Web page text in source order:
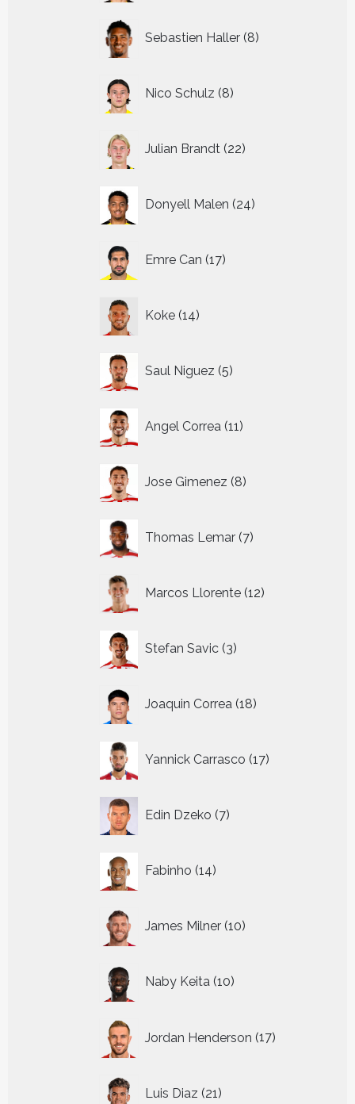
Sebastien Haller 8
producten
Nico Schulz 8
producten
Julian Brandt 22
producten
Donyell Malen 24
producten
Emre Can 17
producten
Koke 14
producten
Saul Niguez 5
producten
Angel Correa 11
producten
Jose Gimenez 8
producten
Thomas Lemar 7
producten
Marcos Llorente 12
producten
Stefan Savic 3
producten
Joaquin Correa 18
producten
Yannick Carrasco 17
producten
Edin Dzeko 7
producten
Fabinho 14
producten
James Milner 10
producten
Naby Keita 10
producten
Jordan Henderson 17
producten
Luis Diaz 21